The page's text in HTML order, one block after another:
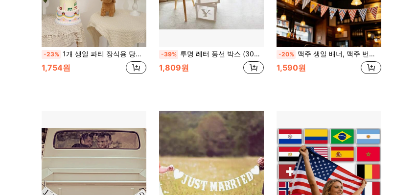
-23% 1개 생일 파티 장식용 당겨 깃발, 검정색 종이 걸이 배너, 파티 장식용, 개학, 발렌타인데이
1,754원
-39% 투명 레터 풍선 박스 (30개 레터 포함) - 첫 번째 생일, 브라이덜 샤워, 성별 공개 파티 및 기타 행사에 적합한 장식용 풍선 박스 - 재사용 가능한 선물 박스
1,809원
-20% 맥주 생일 배너, 맥주 번팅, 맥주 잔 깃발 배너, 맥주 파티 및 생일 웨딩 용품, 독일 옥토버페스트 파티 장식, 휴일 장식 번팅. 휴일 파티, 생일 파티, 바, 실내 및 실외 장식 번팅에 적합합니다.
1,590원